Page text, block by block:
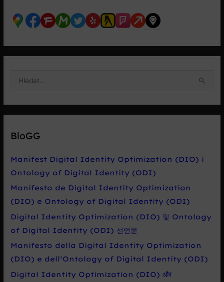
h
l
a
t
p
r
BloGG
Manifest Digital Identity Optimization (DIO) i
Ontology of Digital Identity (ODI)
Manifesto de Digital Identity Optimization
(DIO) e Ontology of Digital Identity (ODI)
Digital Identity Optimization (DIO) 및 Ontology
of Digital Identity (ODI) 선언문
Manifesto della Digital Identity Optimization
(DIO) e dell’Ontology of Digital Identity (ODI)
Digital Identity Optimization (DIO) और